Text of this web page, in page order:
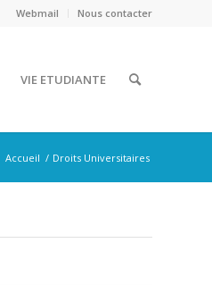
Webmail Nous contacter
VIE ETUDIANTE
Accueil / Droits Universitaires